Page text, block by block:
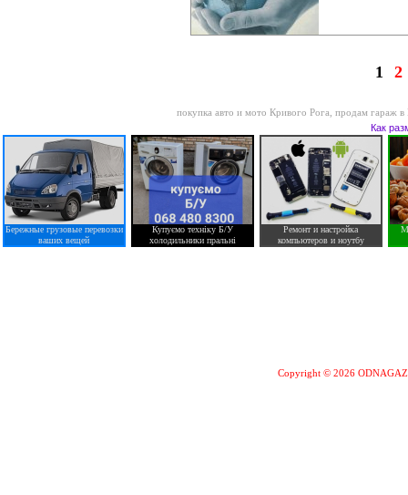
1 2
покупка авто и мото Кривого Рога продам гараж в
Как
Бережные грузовые перевозки
ваших вещей
Купуємо техніку Б/У
холодильники пральні
Ремонт и настройка
компьютеров и ноутбу
Copyright © 2026